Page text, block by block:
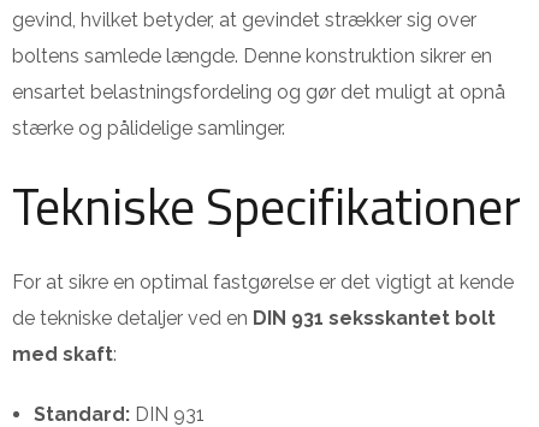
gevind, hvilket betyder, at gevindet strækker sig over
boltens samlede længde. Denne konstruktion sikrer en
ensartet belastningsfordeling og gør det muligt at opnå
stærke og pålidelige samlinger.
Tekniske Specifikationer
For at sikre en optimal fastgørelse er det vigtigt at kende
de tekniske detaljer ved en DIN 931 seksskantet bolt
med skaft:
Standard: DIN 931